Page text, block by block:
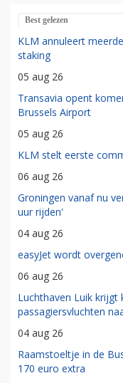
Best gelezen
KLM annuleert
staking
05 aug 26
Transavia opent
Brussels Airport
05 aug 26
KLM stelt eerste
06 aug 26
Groningen vanaf nu
uur rijden'
04 aug 26
easyJet wordt
06 aug 26
Luchthaven Luik
passagiersvluchten
04 aug 26
Raamstoeltje in de
170 euro extra